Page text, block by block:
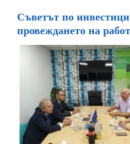
Съветът по
провеждането на